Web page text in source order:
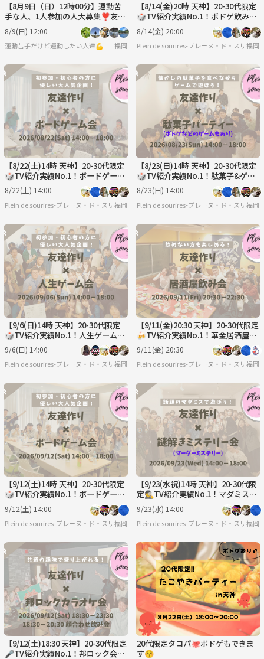
【8月9日（日）12時00分】運動苦
手な人、1人参加の人大募集❣️友達
作りボーリング会🎳
8/9(日) 12:00
運動苦手だけど運動したい人達💪 福岡
【8/14(金)20時 天神】20-30代限定
🎲TV紹介実績No.1！ボドゲ飲み会
で友達作り／初心者歓迎☆満席続
出！
8/14(金) 20:00
Plein de sourires-プレーヌ・ド・スリール
福岡
【8/22(土)14時 天神】20-30代限定
🎲TV紹介実績No.1！ボードゲーム
で友達作り☆初心者歓迎／満席続
出！
8/22(土) 14:00
Plein de sourires-プレーヌ・ド・スリール-【20代/30代の社会人友達作りサークル】
福岡
【8/23(日)14時 天神】20-30代限定
🎲TV紹介実績No.1！駄菓子&ゲー
ムで友達作り☆初心者歓迎／満席続
出！
8/23(日) 14:00
Plein de sourires-プレーヌ・ド・スリール
福岡
【9/6(日)14時 天神】20-30代限定
🎲TV紹介実績No.1！人生ゲームで
友達作り☆初心者歓迎／満席続出！
9/6(日) 14:00
Plein de sourires-プレーヌ・ド・スリール-【20代/30代の社会人友達作りサークル】
福岡
【9/11(金)20:30 天神】20-30代限定
🍻TV紹介実績No.1！華金居酒屋飲
み会で友達作り／満席続出！
9/11(金) 20:30
Plein de sourires-プレーヌ・ド・スリール
福岡
【9/12(土)14時 天神】20-30代限定
🎲TV紹介実績No.1！ボードゲーム
で友達作り☆初心者歓迎／満席続
出！
9/12(土) 14:00
Plein de sourires-プレーヌ・ド・スリール-【20代/30代の社会人友達作りサークル】
福岡
【9/23(水祝)14時 天神】20-30代限
定🕵️TV紹介実績No.1！マダミスで
友達作り☆初心者歓迎/満席続出！
9/23(水) 14:00
Plein de sourires-プレーヌ・ド・スリール
福岡
【9/12(土)18:30 天神】20-30代限定
🎤TV紹介実績No.1！邦ロック会で
20代限定タコパ🐙ボドゲもできま
す😚